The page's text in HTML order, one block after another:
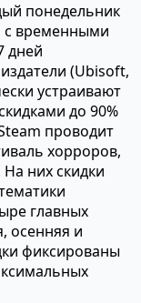
понедельник
с временными
дней
(Ubisoft,
устраивают
до 90%
проводит
хорроров,
них скидки
главных
осенняя и
фиксированы